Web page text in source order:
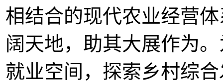
相结合的现代农业经营
阔天地，助其大展作为
就业空间，探索乡村综